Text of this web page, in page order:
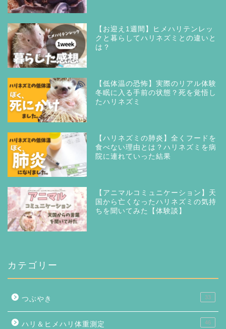
【お迎え1週間】ヒメハリテンレッ
クと暮らしてハリネズミとの違いと
は？
【低体温の恐怖】実際のリアル体験
冬眠に入る手前の状態？死を覚悟し
たハリネズミ
【ハリネズミの肺炎】全くフードを
食べない理由とは？ハリネズミを病
院に連れていった結果
【アニマルコミュニケーション】天
国から亡くなったハリネズミの気持
ちを聞いてみた【体験談】
カテゴリー
つぶやき 33
ハリ＆ヒメハリ体重測定 46